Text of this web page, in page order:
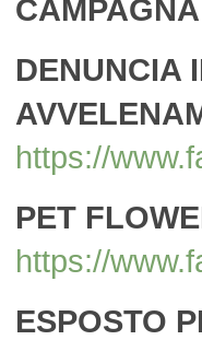
DENUNCIA
https://
PET
https://
ESPOSTO